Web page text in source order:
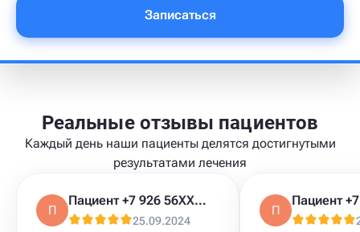
Записаться
Реальные отзывы пациентов
Каждый день наши пациенты делятся достигнутыми
результатами лечения
П
Пациент +7 926 56XXXXX
25.09.2024
П